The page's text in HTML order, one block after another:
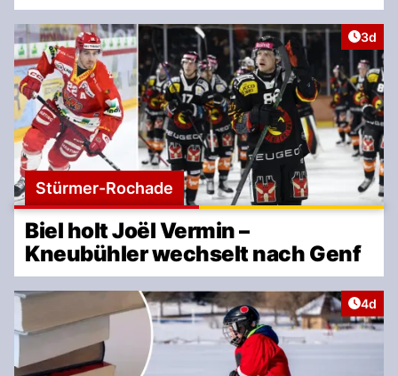
3d
Stürmer-Rochade
Biel holt Joël Vermin –
Kneubühler wechselt nach Genf
4d